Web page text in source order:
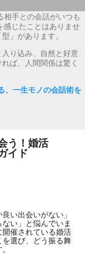
相手との会話がいつも
感じたことはありませ
」があります。
り込み、自然と好意
ば、人間関係は驚く
、一生モノの会話術を
う！婚活
イド
い出会いがない」
ない」と悩んでいま
催されている婚活
選び、どう振る舞